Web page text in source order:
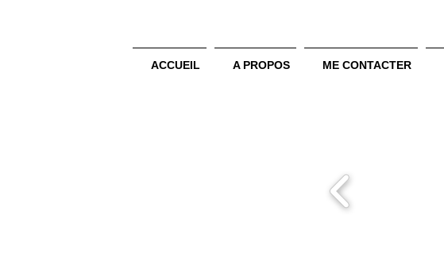
ACCUEIL A PROPOS ME CONTACTER